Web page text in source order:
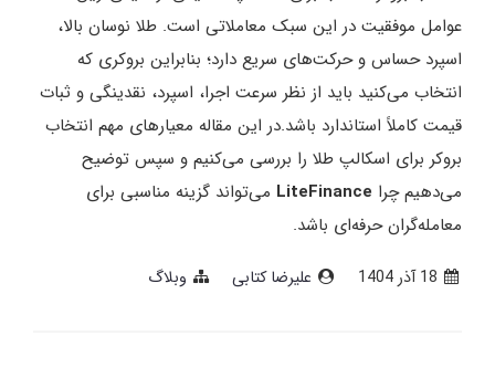
عوامل موفقیت در این سبک معاملاتی است. طلا نوسان بالا،
اسپرد حساس و حرکت‌های سریع دارد؛ بنابراین بروکری که
انتخاب می‌کنید باید از نظر سرعت اجرا، اسپرد، نقدینگی و ثبات
قیمت کاملاً استاندارد باشد.در این مقاله معیارهای مهم انتخاب
بروکر برای اسکالپ طلا را بررسی می‌کنیم و سپس توضیح
می‌دهیم چراLiteFinance می‌تواند گزینه مناسبی برای
معامله‌گران حرفه‌ای باشد.
18 آذر 1404 علیرضا کتابی وبلاگ